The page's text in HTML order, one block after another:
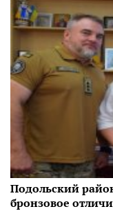
Подольский
бронзовое